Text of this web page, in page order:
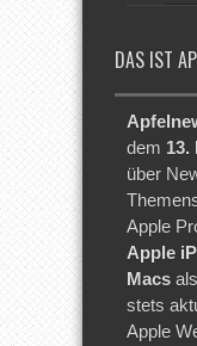
DAS IST
dem 13.
über
Apple
Apple
Macs
stets
Apple